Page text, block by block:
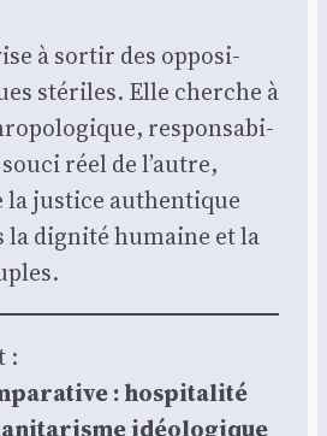
à sor­tir des oppo­si­
sté­riles. Elle cherche à
res­pon­sa­bi­
réel de l’autre,
la jus­tice authen­tique
la digni­té humaine et la
:
: hos­pi­ta­li­té
idéo­lo­gique